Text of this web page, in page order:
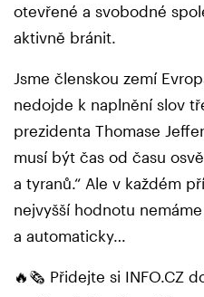
otevřené a svobodné
aktivně bránit.
Jsme členskou zemí
nedojde k naplnění slov
prezidenta Thomase
musí být čas od času
a tyranů.“ Ale v každém
nejvyšší hodnotu
a automaticky…
🔥🗞️ Přidejte si INFO.CZ